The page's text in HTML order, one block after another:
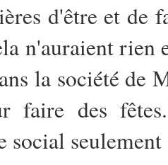
d'être et de
n'auraient
la société de
faire des
social